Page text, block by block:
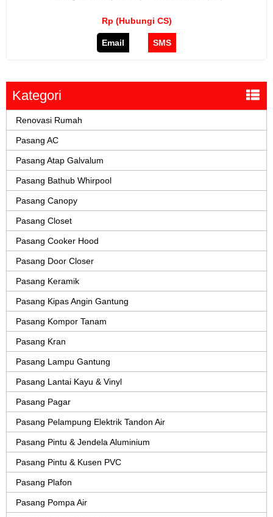
Rp (Hubungi CS)
Email SMS
Kategori
Renovasi Rumah
Pasang AC
Pasang Atap Galvalum
Pasang Bathub Whirpool
Pasang Canopy
Pasang Closet
Pasang Cooker Hood
Pasang Door Closer
Pasang Keramik
Pasang Kipas Angin Gantung
Pasang Kompor Tanam
Pasang Kran
Pasang Lampu Gantung
Pasang Lantai Kayu & Vinyl
Pasang Pagar
Pasang Pelampung Elektrik Tandon Air
Pasang Pintu & Jendela Aluminium
Pasang Pintu & Kusen PVC
Pasang Plafon
Pasang Pompa Air